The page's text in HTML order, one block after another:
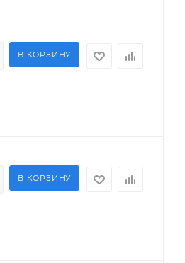
В КОРЗИНУ
В КОРЗИНУ